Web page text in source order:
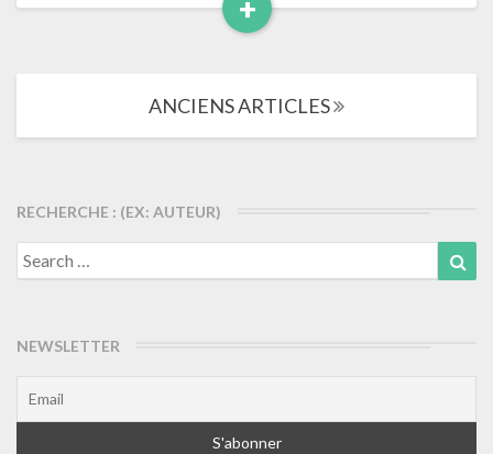
+
Read
les
ANCIENS ARTICLES
RECHERCHE : (EX: AUTEUR)
Search
for:
NEWSLETTER